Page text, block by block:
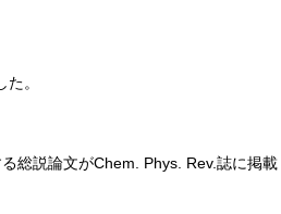
。
総説論文がChem. Phys. Rev.誌に掲載